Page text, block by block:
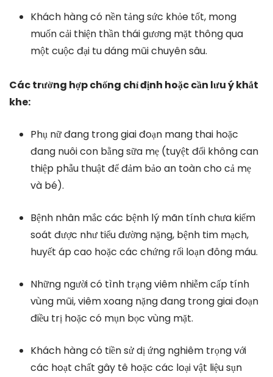
Khách hàng có nền tảng sức khỏe tốt, mong
muốn cải thiện thần thái gương mặt thông qua
một cuộc đại tu dáng mũi chuyên sâu.
Các trường hợp chống chỉ định hoặc cần lưu ý khắt
khe:
Phụ nữ đang trong giai đoạn mang thai hoặc
đang nuôi con bằng sữa mẹ (tuyệt đối không can
thiệp phẫu thuật để đảm bảo an toàn cho cả mẹ
và bé).
Bệnh nhân mắc các bệnh lý mãn tính chưa kiểm
soát được như tiểu đường nặng, bệnh tim mạch,
huyết áp cao hoặc các chứng rối loạn đông máu.
Những người có tình trạng viêm nhiễm cấp tính
vùng mũi, viêm xoang nặng đang trong giai đoạn
điều trị hoặc có mụn bọc vùng mặt.
Khách hàng có tiền sử dị ứng nghiêm trọng với
các hoạt chất gây tê hoặc các loại vật liệu sụn